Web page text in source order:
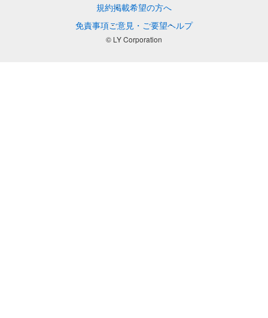
規約掲載希望の方へ
免責事項ご意見・ご要望ヘルプ
© LY Corporation